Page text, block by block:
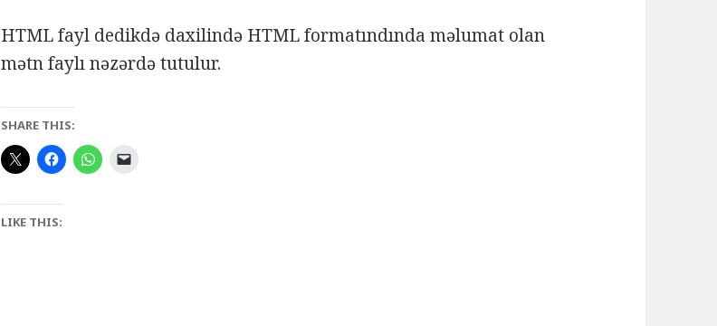
HTML fayl dedikdə daxilində HTML formatındında məlumat olan
mətn faylı nəzərdə tutulur.
SHARE THIS:
LIKE THIS: